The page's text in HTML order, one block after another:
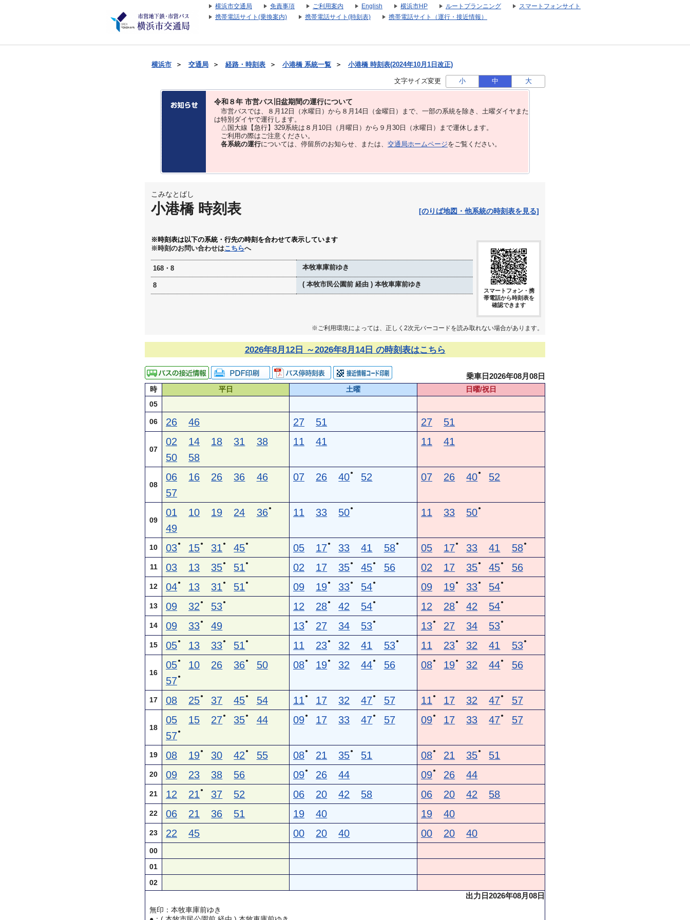
横浜市交通局 免責事項 ご利用案内 English 横浜市HP ルートプランニング
スマートフォンサイト
携帯電話サイト(乗換案内)
携帯電話サイト(時刻表) 携帯電話サイト（運行・接近情報）
横浜市 ＞ 交通局 ＞ 経路・時刻表 ＞ 小港橋 系統一覧 ＞ 小港橋 時刻表(2024年10月1日改正)
文字サイズ変更 小 中 大
令和８年 市営バス旧盆期間の運行について
市営バスでは、８⽉12⽇（水曜日）から８⽉14⽇（金曜日）まで、⼀部の系統を除き、⼟曜ダイヤまた
は特別ダイヤで運⾏します。
△国大線【急行】329系統は８月10日（月曜日）から９月30日（水曜日）まで運休します。
ご利用の際はご注意ください。
各系統の運行については、停留所のお知らせ、または、 交通局ホームページをご覧ください。
こみなとばし
小港橋 時刻表 [のりば地図・他系統の時刻表を見る]
※時刻表は以下の系統・行先の時刻を合わせて表示しています
※時刻のお問い合わせはこちらへ
168・8 本牧車庫前ゆき
8 ( 本牧市民公園前 経由 ) 本牧車庫前ゆき
スマートフォン・携
帯電話から時刻表を
確認できます
※ご利用環境によっては、正しく2次元バーコードを読み取れない場合があります。
2026年8月12日 ～2026年8月14日 の時刻表はこちら
乗車日2026年08月08日
時 平日 土曜
日曜/祝日
05
06 26 46 27 51 27 51
07
02 14 18 31
38
50
58
11 41 11 41
08
06 16 26 36
46
57
07 26 40● 52 07 26 40● 52
09
01 10 19 24 36 ●
49
11 33 50● 11 33 50●
10 03● 15● 31 ● 45● 05 17● 33 41 58 ● 05 17● 33 41 58 ●
11 03 13 35● 51 ● 02 17 35● 45● 56 02 17 35● 45● 56
12 04● 13 31 ● 51 ● 09 19● 33● 54● 09 19● 33● 54●
13 09 32 ● 53● 12 28● 42 54● 12 28● 42 54●
14 09 33● 49 13● 27 34 53● 13● 27 34 53●
15 05● 13 33● 51 ● 11 23● 32 41 53 ● 11 23● 32 41 53 ●
16
05● 10 26 36●
50
57●
08● 19● 32 44● 56 08● 19● 32 44● 56
17 08 25● 37 45● 54 11 ● 17 32 47● 57 11 ● 17 32 47● 57
18
05 15 27● 35●
44
57●
09● 17 33 47● 57 09● 17 33 47● 57
19 08 19● 30 42 ● 55 08● 21 35● 51 08● 21 35● 51
20 09 23 38 56 09● 26 44 09● 26 44
21 12 21 ● 37 52 06 20 42 58 06 20 42 58
22 06 21 36 51 19 40 19 40
23 22 45 00 20 40 00 20 40
00
01
02
出力日2026年08月08日
無印：本牧車庫前ゆき